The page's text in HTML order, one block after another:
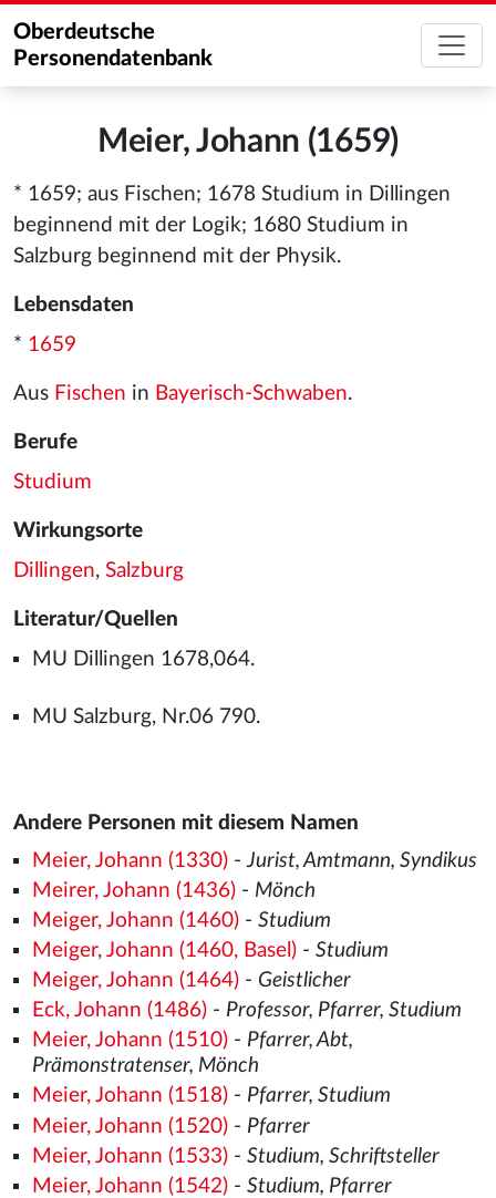
Oberdeutsche
Personendatenbank
Meier, Johann (1659)
* 1659; aus Fischen; 1678 Studium in Dillingen
beginnend mit der Logik; 1680 Studium in
Salzburg beginnend mit der Physik.
Lebensdaten
* 1659
Aus Fischen in Bayerisch-Schwaben.
Berufe
Studium
Wirkungsorte
Dillingen, Salzburg
Literatur/Quellen
MU Dillingen 1678,064.
MU Salzburg, Nr.06 790.
Andere Personen mit diesem Namen
Meier, Johann (1330)-Jurist, Amtmann, Syndikus
Meirer, Johann (1436)- Mönch
Meiger, Johann (1460)- Studium
Meiger, Johann (1460, Basel)- Studium
Meiger, Johann (1464)- Geistlicher
Eck, Johann (1486)- Professor, Pfarrer, Studium
Meier, Johann (1510)- Pfarrer, Abt,
Prämonstratenser, Mönch
Meier, Johann (1518)- Pfarrer, Studium
Meier, Johann (1520)- Pfarrer
Meier, Johann (1533)- Studium, Schriftsteller
Meier, Johann (1542)- Studium, Pfarrer